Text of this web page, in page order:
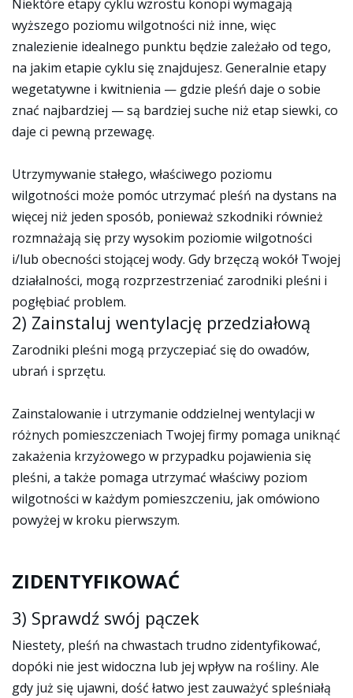
Niektóre etapy cyklu wzrostu konopi wymagają
wyższego poziomu wilgotności niż inne, więc
znalezienie idealnego punktu będzie zależało od tego,
na jakim etapie cyklu się znajdujesz. Generalnie etapy
wegetatywne i kwitnienia — gdzie pleśń daje o sobie
znać najbardziej — są bardziej suche niż etap siewki, co
daje ci pewną przewagę.
Utrzymywanie stałego, właściwego poziomu
wilgotności może pomóc utrzymać pleśń na dystans na
więcej niż jeden sposób, ponieważ szkodniki również
rozmnażają się przy wysokim poziomie wilgotności
i/lub obecności stojącej wody. Gdy brzęczą wokół Twojej
działalności, mogą rozprzestrzeniać zarodniki pleśni i
pogłębiać problem.
2) Zainstaluj wentylację przedziałową
Zarodniki pleśni mogą przyczepiać się do owadów,
ubrań i sprzętu.
Zainstalowanie i utrzymanie oddzielnej wentylacji w
różnych pomieszczeniach Twojej firmy pomaga uniknąć
zakażenia krzyżowego w przypadku pojawienia się
pleśni, a także pomaga utrzymać właściwy poziom
wilgotności w każdym pomieszczeniu, jak omówiono
powyżej w kroku pierwszym.
ZIDENTYFIKOWAĆ
3) Sprawdź swój pączek
Niestety, pleśń na chwastach trudno zidentyfikować,
dopóki nie jest widoczna lub jej wpływ na rośliny. Ale
gdy już się ujawni, dość łatwo jest zauważyć spleśniałą